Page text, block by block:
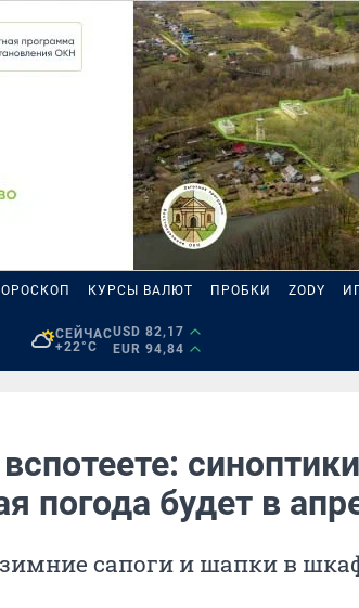
КУРСЫ ВАЛЮТ ПРОБКИ ZODY
СЕЙЧАС
+22°C
USD 82,17
EUR 94,84
синоптики
погода будет в
сапоги и шапки в